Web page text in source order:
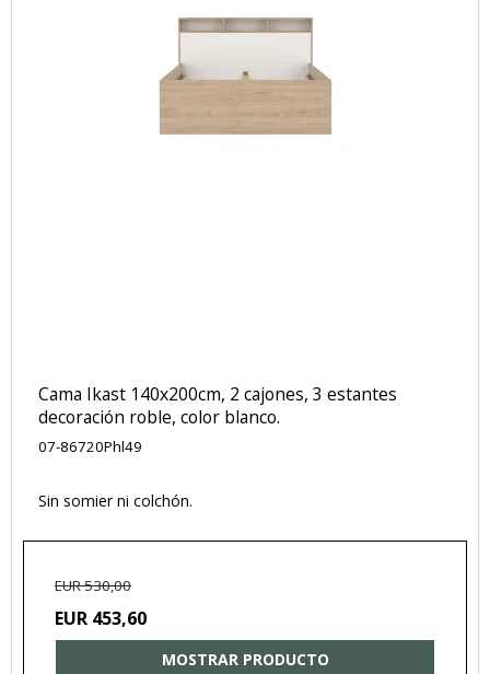
Cama Ikast 140x200cm, 2 cajones, 3 estantes
decoración roble, color blanco.
07-86720Phl49
Sin somier ni colchón.
EUR 530,00
EUR 453,60
MOSTRAR PRODUCTO